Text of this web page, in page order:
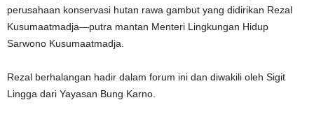
perusahaan konservasi hutan rawa gambut yang didirikan Rezal
Kusumaatmadja—putra mantan Menteri Lingkungan Hidup
Sarwono Kusumaatmadja.
Rezal berhalangan hadir dalam forum ini dan diwakili oleh Sigit
Lingga dari Yayasan Bung Karno.